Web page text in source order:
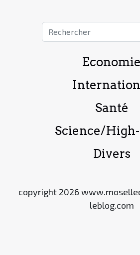
Economie
Santé
Science/
Divers
copyright 2026
leblog.com